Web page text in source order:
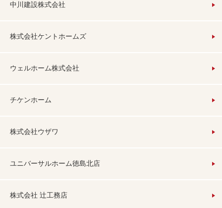
中川建設株式会社
株式会社ケントホームズ
ウェルホーム株式会社
チケンホーム
株式会社ウザワ
ユニバーサルホーム徳島北店
株式会社 辻工務店